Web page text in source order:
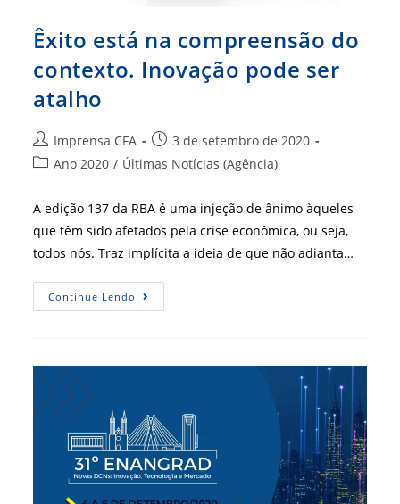
Êxito está na compreensão do
contexto. Inovação pode ser
atalho
Autor
do
Imprensa CFA
Post
publicado:
3 de setembro de 2020
Categoria
post:
Ano 2020 / Últimas Notícias (Agência)
A edição 137 da RBA é uma injeção de ânimo àqueles
que têm sido afetados pela crise econômica, ou seja,
todos nós. Traz implícita a ideia de que não adianta…
Continue Lendo Êxito
Está
Inovação